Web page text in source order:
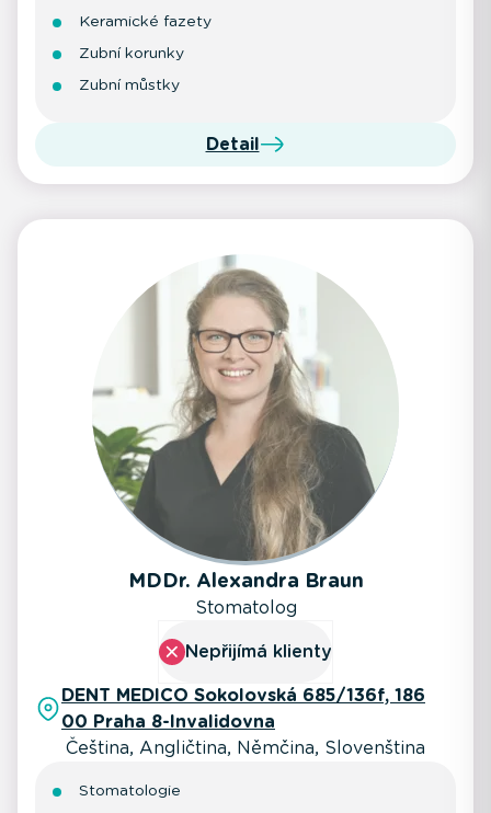
Keramické fazety
Zubní korunky
Zubní můstky
Detail
MDDr. Alexandra Braun
Stomatolog
Nepřijímá klienty
DENT MEDICO Sokolovská 685/136f, 186
00 Praha 8-Invalidovna
Čeština, Angličtina, Němčina, Slovenština
Stomatologie